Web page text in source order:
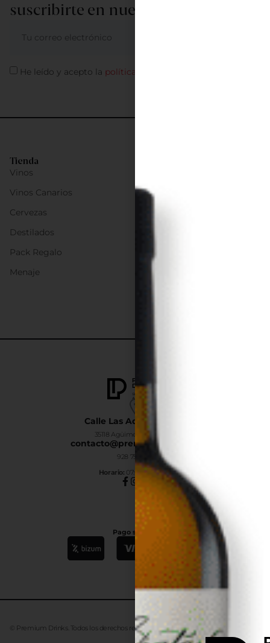
Calle Las Adelfas Nº6-B
35118 Agüimes, Las Palmas
contacto@premiumdrinks.es
928 754 363
Horario: 07:00h a 15:00h
Pago seguro
Tienda
Vinos
Vinos Canarios
Cervezas
Destilados
Pack Regalo
Menaje
suscribirte en nuestra newsletter
He leído y acepto la política de privacidad
© Premium Drinks. Todos los derechos reservados. Desarrollado Advanze